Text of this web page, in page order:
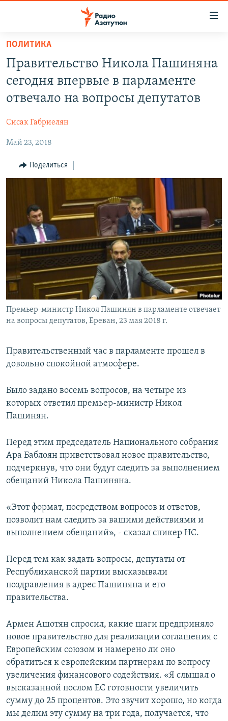
Перейти
основному
содержанию
основной
навигации
Перейти
поиску
НОВОСТИ
ЭКОНОМИКА
РЕГИОН
НАГОРНЫЙ КАРАБАХ
АРХИВ
Հայերեն
Русский
Все сайты Радио Азатутюн
ПОЛИТИКА
Правительство Никола Пашиняна
сегодня впервые в парламенте
отвечало на вопросы депутатов
Сисак Габриелян
Май 23, 2018
Поделиться
Премьер-министр Никол Пашинян в парламенте отвечает
на вопросы депутатов, Ереван, 23 мая 2018 г.
Правительственный час в парламенте прошел в
довольно спокойной атмосфере.
Было задано восемь вопросов, на четыре из
которых ответил премьер-министр Никол
Пашинян.
Перед этим председатель Национального собрания
Ара Баблоян приветствовал новое правительство,
подчеркнув, что они будут следить за выполнением
обещаний Никола Пашиняна.
«Этот формат, посредством вопросов и ответов,
позволит нам следить за вашими действиями и
выполнением обещаний», - сказал спикер НС.
Перед тем как задать вопросы, депутаты от
Республиканской партии высказывали
поздравления в адрес Пашиняна и его
правительства.
Армен Ашотян спросил, какие шаги предприняло
новое правительство для реализации соглашения с
Европейским союзом и намерено ли оно
обратиться к европейским партнерам по вопросу
увеличения финансового содействия. «Я слышал о
высказанной послом ЕС готовности увеличить
сумму до 25 процентов. Это звучит хорошо, но когда
мы делим эту сумму на три года, получается, что